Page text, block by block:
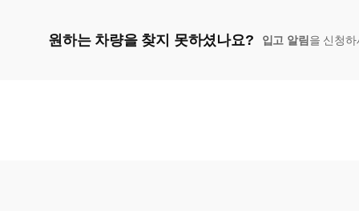
원하는 차량을 찾지 못하셨나요? 입고 알림 을 신청